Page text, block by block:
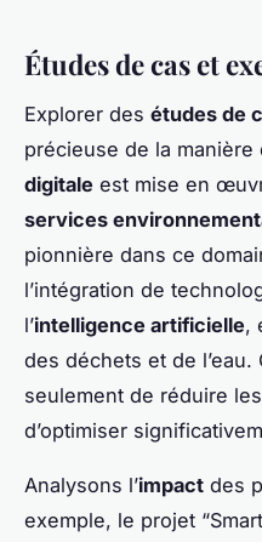
Études de cas et
Explorer des études de
précieuse de la manière
digitale est mise en
services
pionnière dans ce
l’intégration de
l’intelligence artificielle,
des déchets et de l’eau.
seulement de réduire
d’optimiser
Analysons l’impact des
exemple, le projet